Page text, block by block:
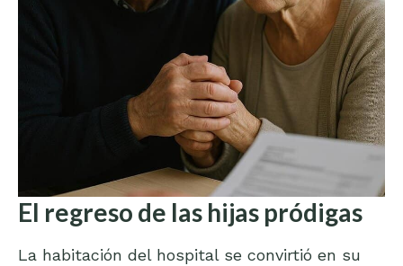
El regreso de las hijas pródigas
La habitación del hospital se convirtió en su